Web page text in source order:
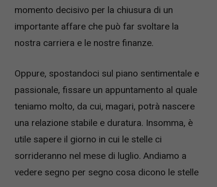
momento decisivo per la chiusura di un
importante affare che può far svoltare la
nostra carriera e le nostre finanze.
Oppure, spostandoci sul piano sentimentale e
passionale, fissare un appuntamento al quale
teniamo molto, da cui, magari, potrà nascere
una relazione stabile e duratura. Insomma, è
utile sapere il giorno in cui le stelle ci
sorrideranno nel mese di luglio. Andiamo a
vedere segno per segno cosa dicono le stelle